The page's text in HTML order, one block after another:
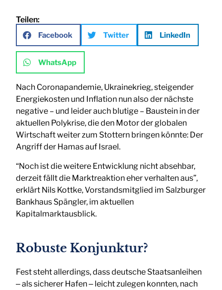
Teilen:
Facebook Twitter LinkedIn
WhatsApp
Nach Coronapandemie, Ukrainekrieg, steigender
Energiekosten und Inflation nun also der nächste
negative – und leider auch blutige – Baustein in der
aktuellen Polykrise, die den Motor der globalen
Wirtschaft weiter zum Stottern bringen könnte: Der
Angriff der Hamas auf Israel.
“Noch ist die weitere Entwicklung nicht absehbar,
derzeit fällt die Marktreaktion eher verhalten aus”,
erklärt Nils Kottke, Vorstandsmitglied im Salzburger
Bankhaus Spängler, im aktuellen
Kapitalmarktausblick.
Robuste Konjunktur?
Fest steht allerdings, dass deutsche Staatsanleihen
‒ als sicherer Hafen ‒ leicht zulegen konnten, nach